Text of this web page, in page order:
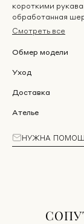
короткими
обработанная
Смотреть все
Обмер модели
Уход
Доставка
Ателье
НУЖНА